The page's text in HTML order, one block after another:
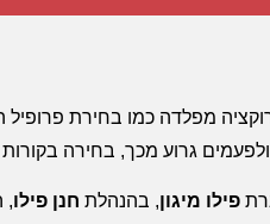
מפלדה כמו בחירת
גרוע מכך, בחירה
פילו מיגון, בהנהלת חנן פילו,